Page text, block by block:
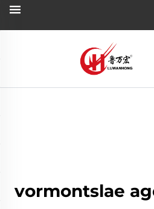
vormontslae